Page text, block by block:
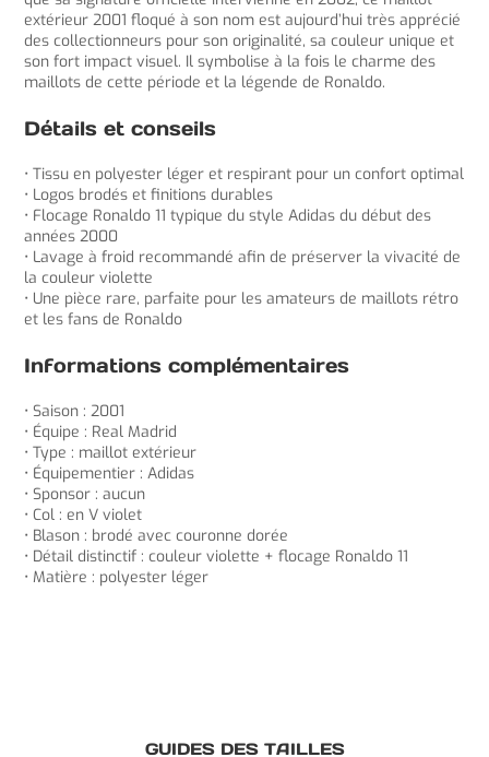
extérieur 2001 floqué à son nom est aujourd’hui très apprécié
des collectionneurs pour son originalité, sa couleur unique et
son fort impact visuel. Il symbolise à la fois le charme des
maillots de cette période et la légende de Ronaldo.
Détails et conseils
• Tissu en polyester léger et respirant pour un confort optimal
• Logos brodés et finitions durables
• Flocage Ronaldo 11 typique du style Adidas du début des
années 2000
• Lavage à froid recommandé afin de préserver la vivacité de
la couleur violette
• Une pièce rare, parfaite pour les amateurs de maillots rétro
et les fans de Ronaldo
Informations complémentaires
• Saison : 2001
• Équipe : Real Madrid
• Type : maillot extérieur
• Équipementier : Adidas
• Sponsor : aucun
• Col : en V violet
• Blason : brodé avec couronne dorée
• Détail distinctif : couleur violette + flocage Ronaldo 11
• Matière : polyester léger
GUIDES DES TAILLES